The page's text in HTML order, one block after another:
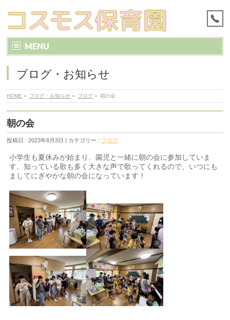
MENU
ブログ・お知らせ
HOME » ブログ・お知らせ » ブログ » 朝の会
朝の会
投稿日 : 2023年8月3日 | カテゴリー : ブログ
小学生も夏休みが始まり、園児と一緒に朝の会に参加していま
す。知っている歌も多く大きな声で歌ってくれるので、いつにも
ましてにぎやかな朝の会になっています！